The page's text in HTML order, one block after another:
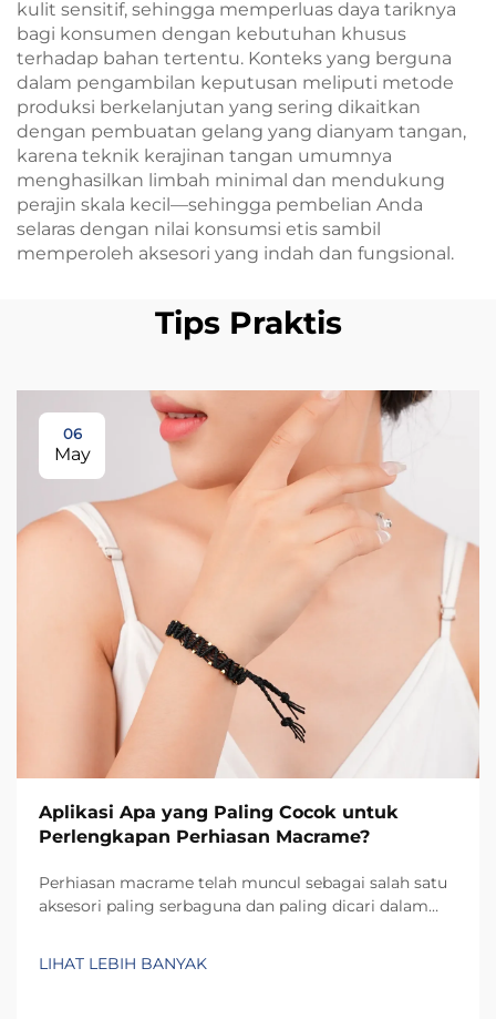
kulit sensitif, sehingga memperluas daya tariknya
bagi konsumen dengan kebutuhan khusus
terhadap bahan tertentu. Konteks yang berguna
dalam pengambilan keputusan meliputi metode
produksi berkelanjutan yang sering dikaitkan
dengan pembuatan gelang yang dianyam tangan,
karena teknik kerajinan tangan umumnya
menghasilkan limbah minimal dan mendukung
perajin skala kecil—sehingga pembelian Anda
selaras dengan nilai konsumsi etis sambil
memperoleh aksesori yang indah dan fungsional.
Tips Praktis
06
May
Aplikasi Apa yang Paling Cocok untuk
Perlengkapan Perhiasan Macrame?
Perhiasan macrame telah muncul sebagai salah satu
aksesori paling serbaguna dan paling dicari dalam
hingga acara seremonial khusus. Memahami aplikasi
LIHAT LEBIH BANYAK